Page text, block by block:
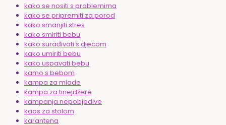
kako se nositi s problemima
kako se pripremiti za porod
kako smanjiti stres
kako smiriti bebu
kako surađivati s djecom
kako umiriti bebu
kako uspavati bebu
kamo s bebom
kampa za mlade
kampa za tinejdžere
kampanja nepobjedive
kaos za stolom
karantena